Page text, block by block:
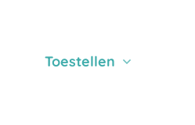
Toestellen